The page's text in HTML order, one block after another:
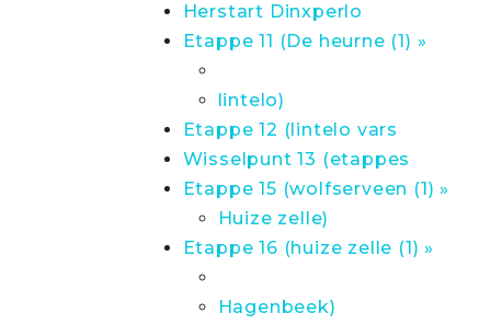
Herstart Dinxperlo
Etappe 11 (De heurne (1) »
lintelo)
Etappe 12 (lintelo vars
Wisselpunt 13 (etappes
Etappe 15 (wolfserveen (1) »
Huize zelle)
Etappe 16 (huize zelle (1) »
Hagenbeek)